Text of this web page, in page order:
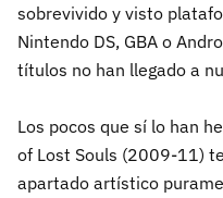
sobrevivido y visto
Nintendo DS, GBA o
títulos no han llegado a
Los pocos que sí lo han
of Lost Souls (2009-11)
apartado artístico